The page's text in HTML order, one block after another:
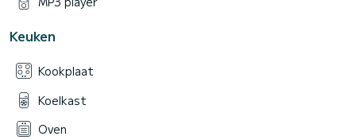
Keuken
Kookplaat
Koelkast
Oven